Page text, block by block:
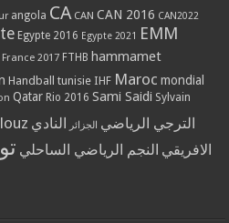
angola CA CAN CAN 2016 CAN2022
Egypte 2016 Egypte 2021 EMM
France 2017 FTHB hammamet
Handball tunisie IHF Maroc mondial
Qatar Rio 2016 Sami Saidi Sylvain
الترجي الرياضي الجزائر النادي
الافريقي النجم الرياضي الساحلي